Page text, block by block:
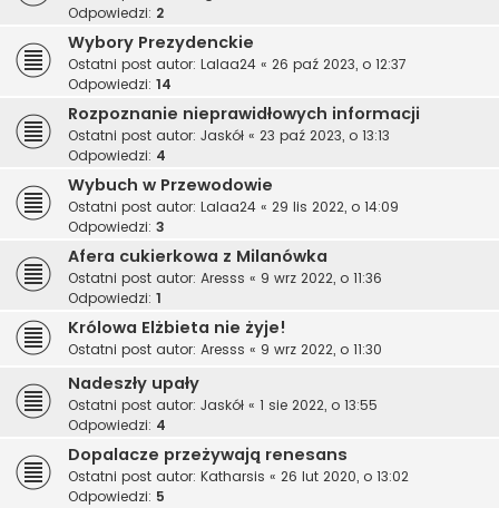
Odpowiedzi: 2
Wybory Prezydenckie
Ostatni post autor: Lalaa24 « 26 paź 2023, o 12:37
Odpowiedzi: 14
Rozpoznanie nieprawidłowych informacji
Ostatni post autor: Jaskół « 23 paź 2023, o 13:13
Odpowiedzi: 4
Wybuch w Przewodowie
Ostatni post autor: Lalaa24 « 29 lis 2022, o 14:09
Odpowiedzi: 3
Afera cukierkowa z Milanówka
Ostatni post autor: Aresss « 9 wrz 2022, o 11:36
Odpowiedzi: 1
Królowa Elżbieta nie żyje!
Ostatni post autor: Aresss « 9 wrz 2022, o 11:30
Nadeszły upały
Ostatni post autor: Jaskół « 1 sie 2022, o 13:55
Odpowiedzi: 4
Dopalacze przeżywają renesans
Ostatni post autor: Katharsis « 26 lut 2020, o 13:02
Odpowiedzi: 5